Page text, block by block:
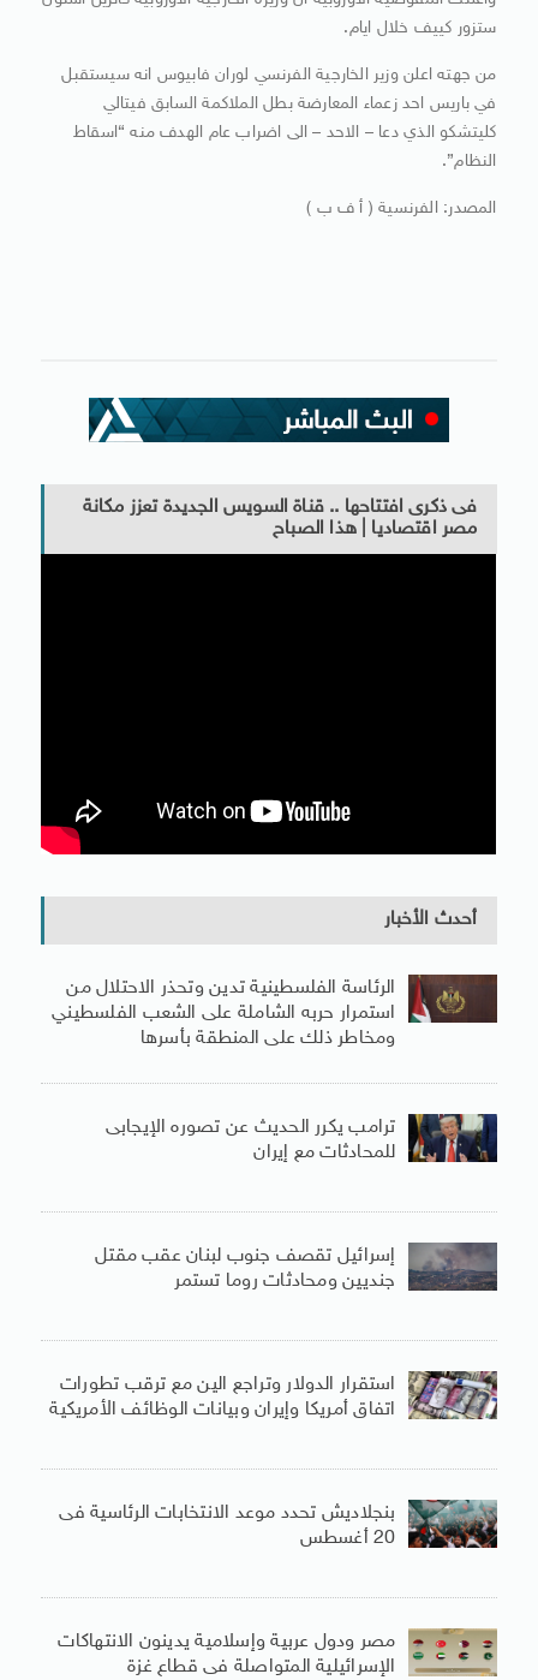
ستزور كييف خلال ايام.
من جهته اعلن وزير الخارجية الفرنسي لوران فابيوس انه سيستقبل
في باريس احد زعماء المعارضة بطل الملاكمة السابق فيتالي
كليتشكو الذي دعا – الاحد – الى اضراب عام الهدف منه “اسقاط
النظام”.
المصدر: الفرنسية ( أ ف ب )
فى ذكرى افتتاحها .. قناة السويس الجديدة تعزز مكانة
مصر اقتصاديا | هذا الصباح
أحدث الأخبار
الرئاسة الفلسطينية تدين وتحذر الاحتلال من
استمرار حربه الشاملة على الشعب الفلسطيني
ومخاطر ذلك على المنطقة بأسرها
ترامب يكرر الحديث عن تصوره الإيجابى
للمحادثات مع إيران
إسرائيل تقصف جنوب لبنان عقب مقتل
جنديين ومحادثات روما تستمر
استقرار الدولار وتراجع الين مع ترقب تطورات
اتفاق أمريكا وإيران وبيانات الوظائف الأمريكية
بنجلاديش تحدد موعد الانتخابات الرئاسية فى
20 أغسطس
مصر ودول عربية وإسلامية يدينون الانتهاكات
الإسرائيلية المتواصلة فى قطاع غزة